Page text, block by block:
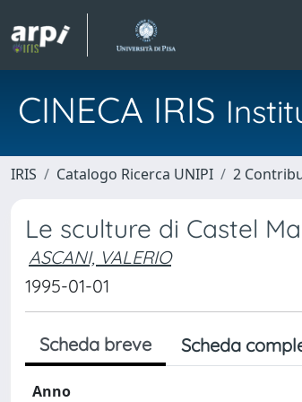
CINECA IRIS
IRIS Catalogo Ricerca UNIPI 2
Le sculture di Castel
ASCANI, VALERIO
1995-01-01
Scheda breve Scheda
Anno